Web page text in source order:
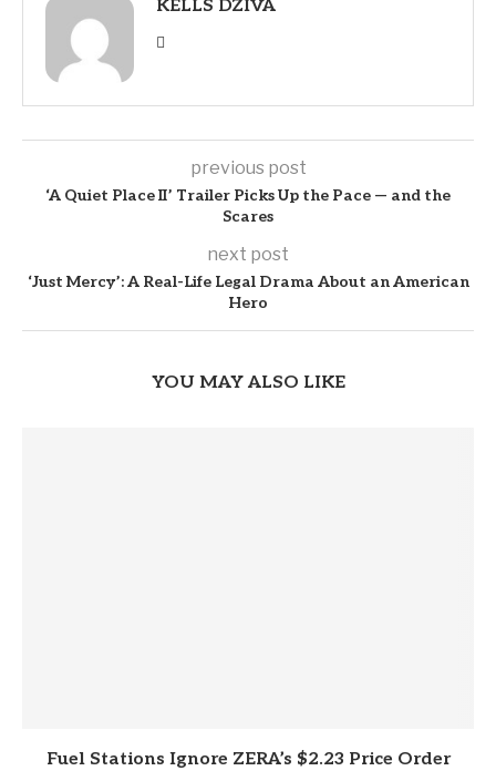
KELLS DZIVA
previous post
‘A Quiet Place II’ Trailer Picks Up the Pace — and the
Scares
next post
‘Just Mercy’: A Real-Life Legal Drama About an American
Hero
YOU MAY ALSO LIKE
Fuel Stations Ignore ZERA’s $2.23 Price Order